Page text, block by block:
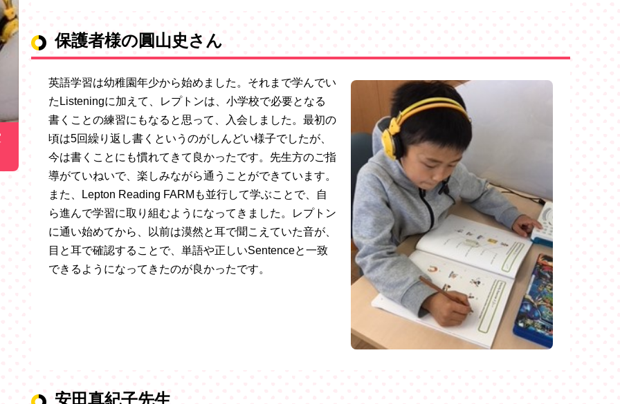
保護者様の圓山史さん
英語学習は幼稚園年少から始めました。それまで学んでい
たListeningに加えて、レプトンは、小学校で必要となる
書くことの練習にもなると思って、入会しました。最初の
頃は5回繰り返し書くというのがしんどい様子でしたが、
今は書くことにも慣れてきて良かったです。先生方のご指
導がていねいで、楽しみながら通うことができています。
また、Lepton Reading FARMも並行して学ぶことで、自
ら進んで学習に取り組むようになってきました。レプトン
に通い始めてから、以前は漠然と耳で聞こえていた音が、
目と耳で確認することで、単語や正しいSentenceと一致
できるようになってきたのが良かったです。
安田真紀子先生